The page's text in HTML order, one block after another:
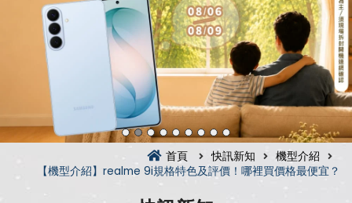
首頁 快訊新知
機型介紹
【機型介紹】realme 9i規格特色及評價！哪裡買價格最便宜？